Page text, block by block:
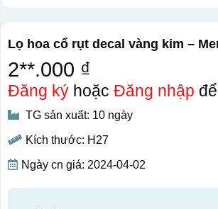
Lọ hoa cổ rụt decal vàng kim –
2**.000 ₫
Đăng kýhoặc Đăng nhập
TG sản xuất: 10 ngày
Kích thước: H27
Ngày cn giá: 2024-04-02